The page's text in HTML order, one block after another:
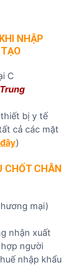
NHẬP
C
bị y tế
cả các mặt
)
CHỐT CHÂN
mại)
nhận xuất
người
nhập khẩu